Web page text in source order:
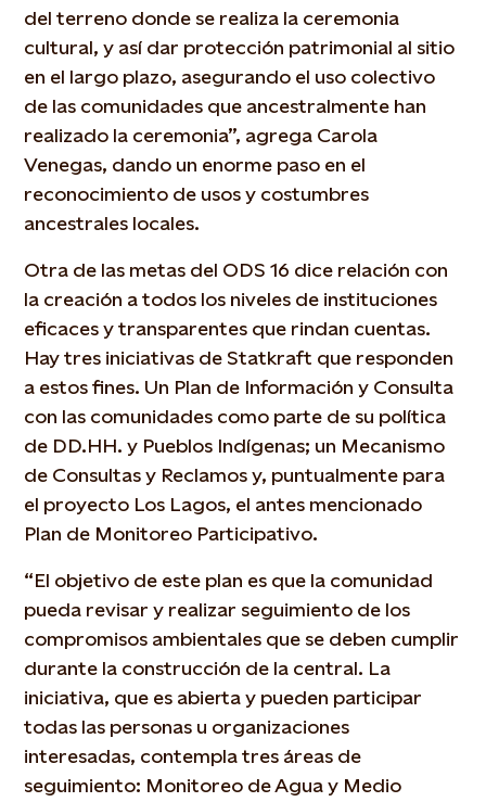
del terreno donde se realiza la ceremonia
cultural, y así dar protección patrimonial al sitio
en el largo plazo, asegurando el uso colectivo
de las comunidades que ancestralmente han
realizado la ceremonia”, agrega Carola
Venegas, dando un enorme paso en el
reconocimiento de usos y costumbres
ancestrales locales.
Otra de las metas del ODS 16 dice relación con
la creación a todos los niveles de instituciones
eficaces y transparentes que rindan cuentas.
Hay tres iniciativas de Statkraft que responden
a estos fines. Un Plan de Información y Consulta
con las comunidades como parte de su política
de DD.HH. y Pueblos Indígenas; un Mecanismo
de Consultas y Reclamos y, puntualmente para
el proyecto Los Lagos, el antes mencionado
Plan de Monitoreo Participativo.
“El objetivo de este plan es que la comunidad
pueda revisar y realizar seguimiento de los
compromisos ambientales que se deben cumplir
durante la construcción de la central. La
iniciativa, que es abierta y pueden participar
todas las personas u organizaciones
interesadas, contempla tres áreas de
seguimiento: Monitoreo de Agua y Medio